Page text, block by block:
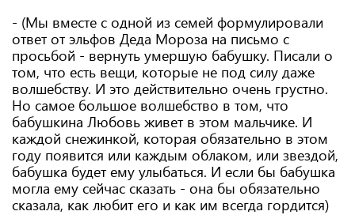
- (Мы вместе с одной из семей формулировали
ответ от эльфов Деда Мороза на письмо с
просьбой - вернуть умершую бабушку. Писали о
том, что есть вещи, которые не под силу даже
волшебству. И это действительно очень грустно.
Но самое большое волшебство в том, что
бабушкина Любовь живет в этом мальчике. И
каждой снежинкой, которая обязательно в этом
году появится или каждым облаком, или звездой,
бабушка будет ему улыбаться. И если бы бабушка
могла ему сейчас сказать - она бы обязательно
сказала, как любит его и как им всегда гордится)